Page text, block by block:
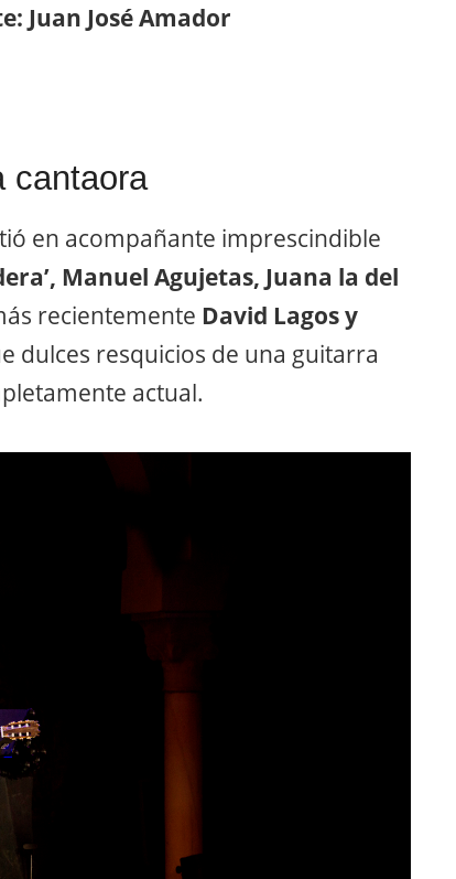
Juan José Amador
cantaora
en acompañante imprescindible
Manuel Agujetas, Juana la del
recientemente David Lagos y
dulces resquicios de una guitarra
actual.